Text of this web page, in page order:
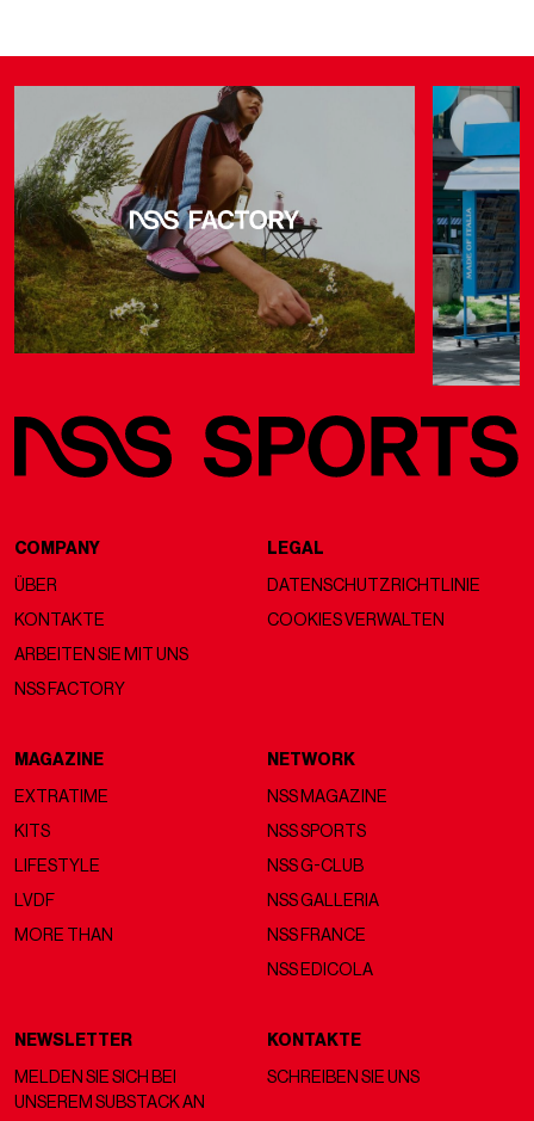
COMPANY
ÜBER
KONTAKTE
ARBEITEN SIE MIT UNS
NSS FACTORY
LEGAL
DATENSCHUTZRICHTLINIE
COOKIES VERWALTEN
MAGAZINE
EXTRATIME
KITS
LIFESTYLE
LVDF
MORE THAN
NETWORK
NSS MAGAZINE
NSS SPORTS
NSS G-CLUB
NSS GALLERIA
NSS FRANCE
NSS EDICOLA
NEWSLETTER
MELDEN SIE SICH BEI
UNSEREM SUBSTACK AN
KONTAKTE
SCHREIBEN SIE UNS